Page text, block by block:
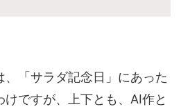
、「サラダ記念日」にあった
ですが、上下とも、AI作と